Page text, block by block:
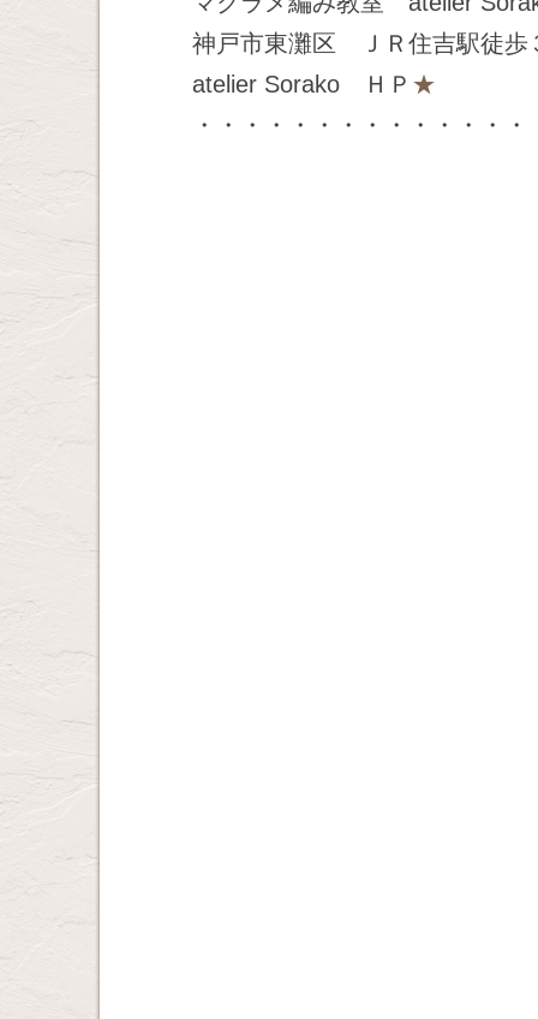
神戸市東灘区 ＪＲ住吉駅徒歩
atelier Sorako ＨＰ ★
・・・・・・・・・・・・・・